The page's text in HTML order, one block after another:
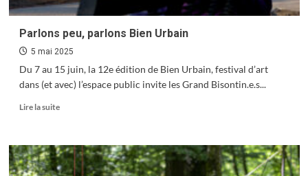
Parlons peu, parlons Bien Urbain
5 mai 2025
Du 7 au 15 juin, la 12e édition de Bien Urbain, festival d’art
dans (et avec) l’espace public invite les Grand Bisontin.e.s...
Lire la suiteEn
sur
Parlons
peu,